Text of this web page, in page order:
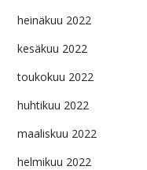
heinäkuu 2022
kesäkuu 2022
toukokuu 2022
huhtikuu 2022
maaliskuu 2022
helmikuu 2022